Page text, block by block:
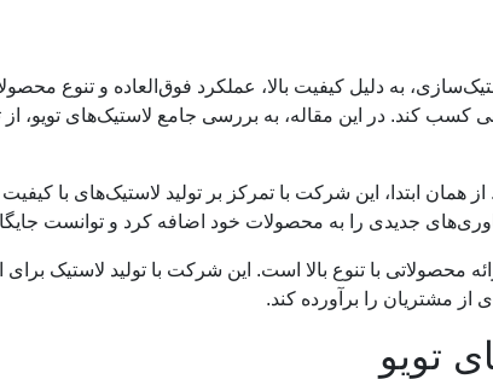
به دلیل کیفیت بالا، عملکرد فوق‌العاده و تنوع
کسب کند. در این مقاله، به بررسی جامع لاستیک‌های تویو، از
را در سال 1945 میلادی آغاز کرد. از همان ابتدا، این شرکت با تمرکز بر تولید
جدیدی را به محصولات خود اضافه کرد و توانست جایگاه
محصولاتی با تنوع بالا است. این شرکت با تولید لاستیک
از مشتریان را برآورده کند.
تویو